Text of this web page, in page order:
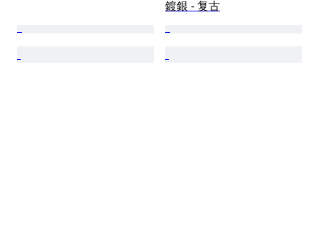
鍍銀 - 复古